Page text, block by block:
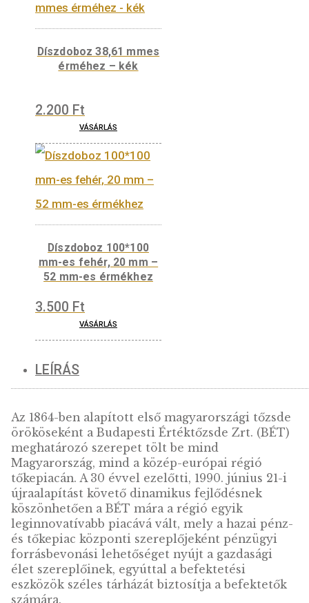
Díszdoboz 100*100
mm-es fekete, 20 mm
– 52 mm-es érmékhez
3.500
Díszdoboz 38,61 mmes
érméhez – kék
Díszdoboz 100*100
mm-es fehér, 20 mm –
52 mm-es érmékhez
3.500Ft
VÁSÁRLÁS
LEÍRÁS